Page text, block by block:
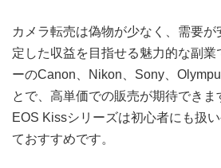
カメラ転売は偽物が少なく、需要
定した収益を目指せる魅力的な副業
ーのCanon、Nikon、Sony、
とで、高単価での販売が期待でき
EOS Kissシリーズは初心者にも扱
ておすすめです。